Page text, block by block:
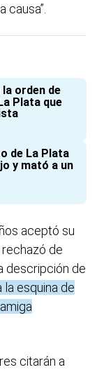
orden de
Plata que
de La Plata
y mató a un
aceptó su
de
descripción de
la esquina de
citarán a